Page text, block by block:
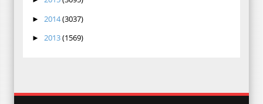
► 2014(3037)
► 2013(1569)